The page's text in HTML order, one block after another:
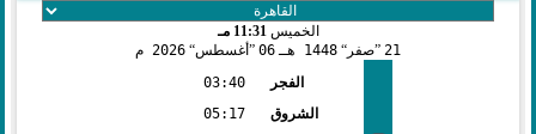
الخميس11:31 مـ
21 صفر 1448 هـ 06 أغسطس 2026 م
الفجر
03:40
الشروق
05:17